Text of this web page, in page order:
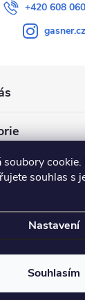
soubory
souhlas s
Nastavení
Souhlasím
+420 608
gasner.cz
platby
GASNER.